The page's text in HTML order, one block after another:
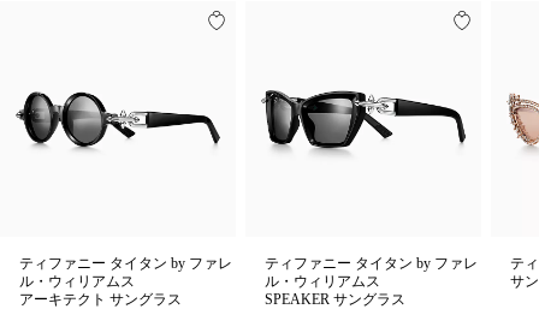
100% UVカットとアンチグレア コーティング
ティファニー タイタン by ファレ
ル・ウィリアムス
アーキテクト サングラス
ティファニー タイタン by ファレ
ル・ウィリアムス
SPEAKER サングラス
テ
サ